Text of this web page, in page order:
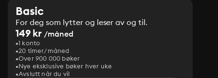
Basic
For deg som lytter og leser av og til.
149 kr /måned
1 konto
20 timer/måned
Over 900 000 bøker
Nye eksklusive bøker hver uke
Avslutt når du vil